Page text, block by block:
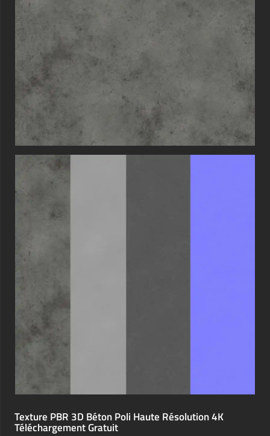
Texture PBR 3D Béton Poli Haute Résolution 4K
Téléchargement Gratuit